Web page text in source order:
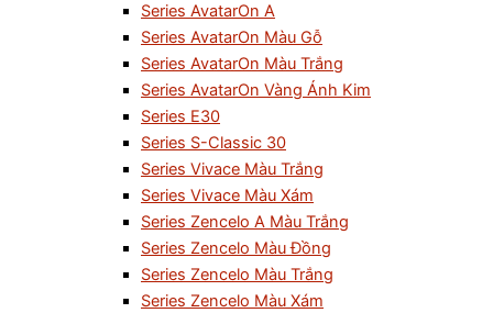
Series AvatarOn A
Series AvatarOn Màu Gỗ
Series AvatarOn Màu Trắng
Series AvatarOn Vàng Ánh Kim
Series E30
Series S-Classic 30
Series Vivace Màu Trắng
Series Vivace Màu Xám
Series Zencelo A Màu Trắng
Series Zencelo Màu Đồng
Series Zencelo Màu Trắng
Series Zencelo Màu Xám